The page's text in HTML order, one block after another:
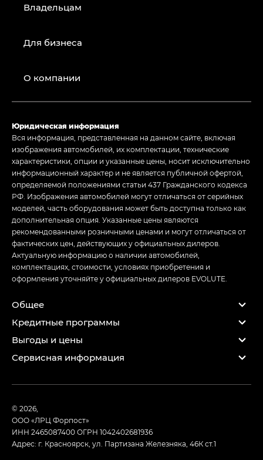
Владельцам
Для бизнеса
О компании
Юридическая информация
Вся информация, представленная на данном сайте, включая
изображения автомобилей, их комплектации, технические
характеристики, опции и указанные цены, носит исключительно
информационный характер и не является публичной офертой,
определяемой положениями статьи 437 Гражданского кодекса
РФ. Изображения автомобилей могут отличаться от серийных
моделей, часть оборудования может быть доступна только как
дополнительная опция. Указанные цены являются
рекомендованными розничными ценами и могут отличаться от
фактических цен, действующих у официальных дилеров.
Актуальную информацию о наличии автомобилей,
комплектациях, стоимости, условиях приобретения и
оформления уточняйте у официальных дилеров EVOLUTE.
Общее
Кредитные программы
Выгоды и цены
Сервисная информация
© 2026,
ООО «ЛРЦ Форпост»
ИНН 2465087400ОГРН 1042402681936
Адрес: г. Красноярск, ул. Партизана Железняка, 46К ст.1